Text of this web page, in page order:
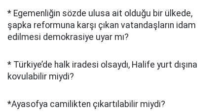
* Egemenliğin sözde ulusa ait olduğu bir ülkede,
şapka reformuna karşı çıkan vatandaşların idam
edilmesi demokrasiye uyar mı?
* Türkiye’de halk iradesi olsaydı, Halife yurt dışına
kovulabilir miydi?
*Ayasofya camilikten çıkartılabilir miydi?